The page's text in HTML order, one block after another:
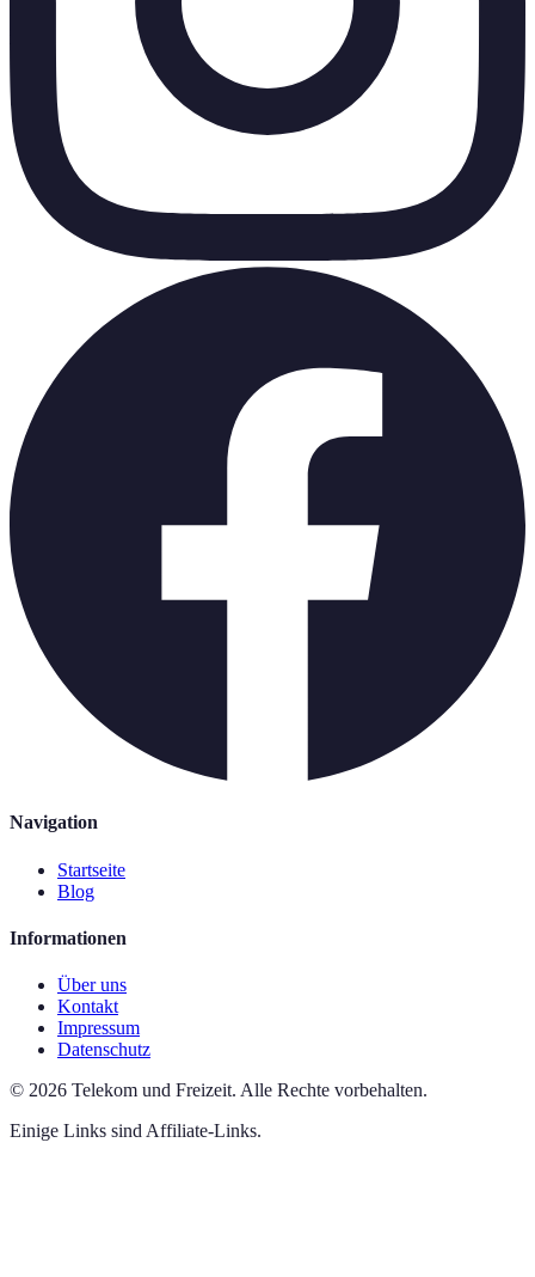
Navigation
Startseite
Blog
Informationen
Über uns
Kontakt
Impressum
Datenschutz
© 2026 Telekom und Freizeit. Alle Rechte vorbehalten.
Einige Links sind Affiliate-Links.